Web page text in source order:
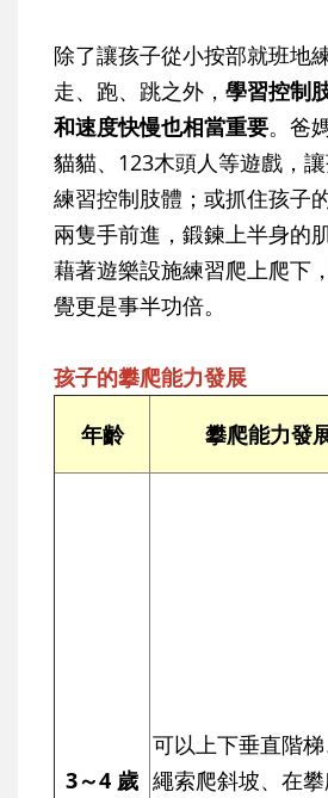
除了讓孩子從小按部就班地
走、跑、跳之外， 學習控制
和速度快慢也相當重要。爸
貓貓、123木頭人等遊戲，
練習控制肢體；或抓住孩子
兩隻手前進，鍛鍊上半身的
藉著遊樂設施練習爬上爬下
覺更是事半功倍。
孩子的攀爬能力發展
年齡
攀爬能力發
3～4 歲
可以上下垂直階
繩索爬斜坡、在